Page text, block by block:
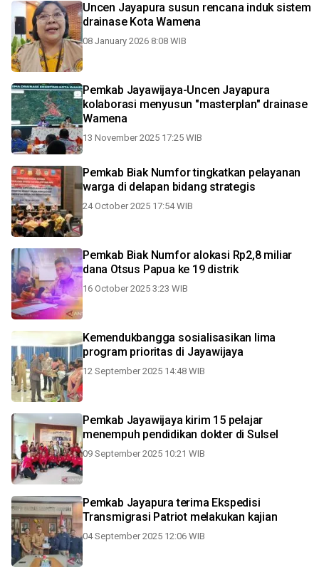
Uncen Jayapura susun rencana induk sistem
drainase Kota Wamena
08 January 2026 8:08 WIB
Pemkab Jayawijaya-Uncen Jayapura
kolaborasi menyusun "masterplan" drainase
Wamena
13 November 2025 17:25 WIB
Pemkab Biak Numfor tingkatkan pelayanan
warga di delapan bidang strategis
24 October 2025 17:54 WIB
Pemkab Biak Numfor alokasi Rp2,8 miliar
dana Otsus Papua ke 19 distrik
16 October 2025 3:23 WIB
Kemendukbangga sosialisasikan lima
program prioritas di Jayawijaya
12 September 2025 14:48 WIB
Pemkab Jayawijaya kirim 15 pelajar
menempuh pendidikan dokter di Sulsel
09 September 2025 10:21 WIB
Pemkab Jayapura terima Ekspedisi
Transmigrasi Patriot melakukan kajian
04 September 2025 12:06 WIB